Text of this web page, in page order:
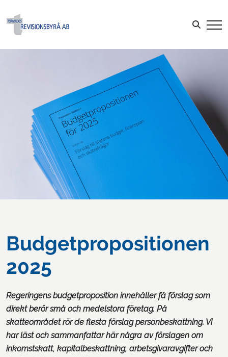
LOGGA IN Sök efter:
Budgetpropositionen
2025
Regeringens budgetproposition innehåller få förslag som
direkt berör små och medelstora företag. På
skatteområdet rör de flesta förslag personbeskattning. Vi
har läst och sammanfattar här några av förslagen om
inkomstskatt, kapitalbeskattning, arbetsgivaravgifter och